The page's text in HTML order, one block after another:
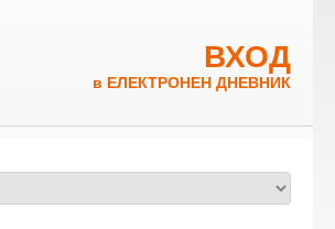
ВХОД
в ЕЛЕКТРОНЕН ДНЕВНИК